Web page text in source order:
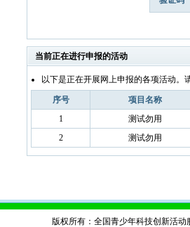
当前正在进行申报的活动
以下是正在开展网上申报的各项活动
序号
项目名称
1
测试勿用
2
测试勿用
版权所有：全国青少年科技创新活